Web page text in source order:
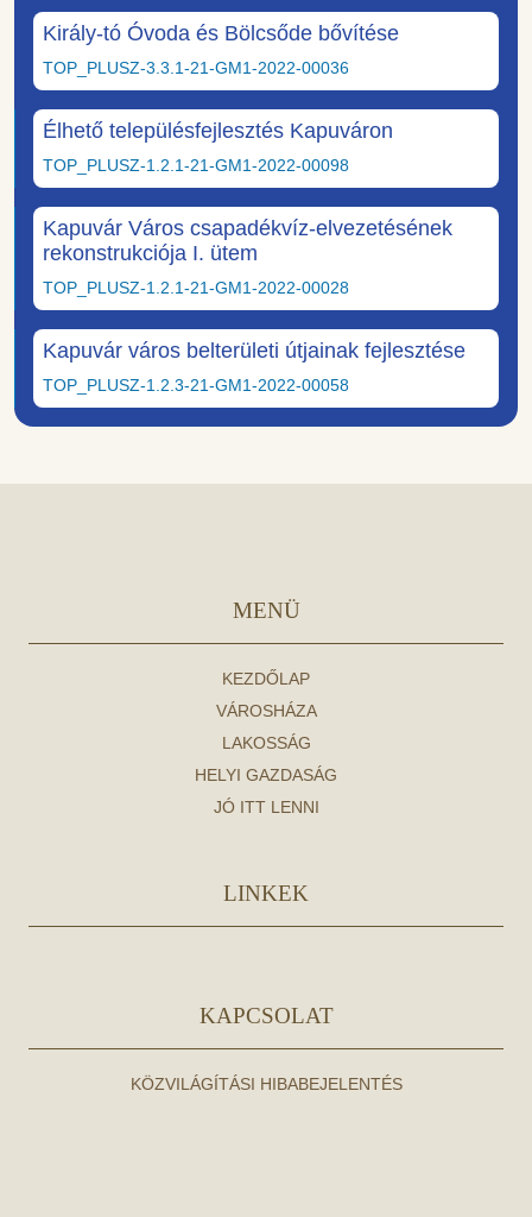
Király-tó Óvoda és Bölcsőde bővítése
TOP_PLUSZ-3.3.1-21-GM1-2022-00036
Élhető településfejlesztés Kapuváron
TOP_PLUSZ-1.2.1-21-GM1-2022-00098
Kapuvár Város csapadékvíz-elvezetésének
rekonstrukciója I. ütem
TOP_PLUSZ-1.2.1-21-GM1-2022-00028
Kapuvár város belterületi útjainak fejlesztése
TOP_PLUSZ-1.2.3-21-GM1-2022-00058
MENÜ
KEZDŐLAP
VÁROSHÁZA
LAKOSSÁG
HELYI GAZDASÁG
JÓ ITT LENNI
LINKEK
KAPCSOLAT
KÖZVILÁGÍTÁSI HIBABEJELENTÉS